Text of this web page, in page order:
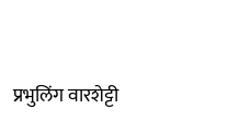
प्रभुलिंग वारशेट्टी